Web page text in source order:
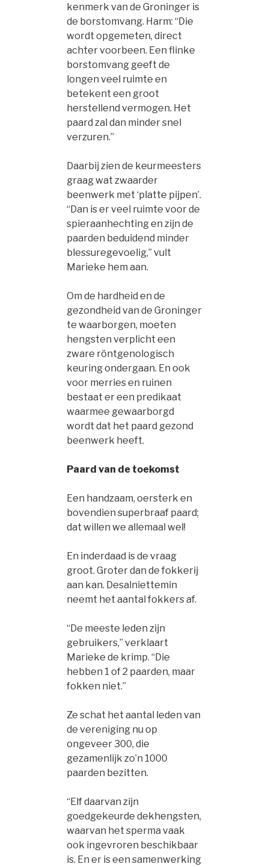
kenmerk van de Groninger is
de borstomvang. Harm: “Die
wordt opgemeten, direct
achter voorbeen. Een flinke
borstomvang geeft de
longen veel ruimte en
betekent een groot
herstellend vermogen. Het
paard zal dan minder snel
verzuren.”
Daarbij zien de keurmeesters
graag wat zwaarder
beenwerk met ‘platte pijpen’.
“Dan is er veel ruimte voor de
spieraanhechting en zijn de
paarden beduidend minder
blessuregevoelig,” vult
Marieke hem aan.
Om de hardheid en de
gezondheid van de Groninger
te waarborgen, moeten
hengsten verplicht een
zware röntgenologisch
keuring ondergaan. En ook
voor merries en ruinen
bestaat er een predikaat
waarmee gewaarborgd
wordt dat het paard gezond
beenwerk heeft.
Paard van de toekomst
Een handzaam, oersterk en
bovendien superbraaf paard;
dat willen we allemaal wel!
En inderdaad is de vraag
groot. Groter dan de fokkerij
aan kan. Desalniettemin
neemt het aantal fokkers af.
“De meeste leden zijn
gebruikers,” verklaart
Marieke de krimp. “Die
hebben 1 of 2 paarden, maar
fokken niet.”
Ze schat het aantal leden van
de vereniging nu op
ongeveer 300, die
gezamenlijk zo’n 1000
paarden bezitten.
“Elf daarvan zijn
goedgekeurde dekhengsten,
waarvan het sperma vaak
ook ingevroren beschikbaar
is. En er is een samenwerking